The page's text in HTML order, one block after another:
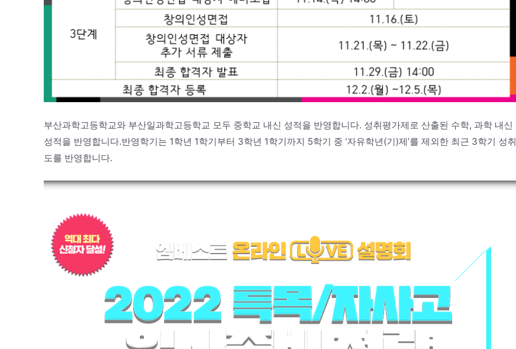
부산과학고등학교와 부산일과학고등학교 모두 중학교 내신 성적을 반영합니다. 성취평가제로 산출된 수학, 과학 내신
성적을 반영합니다.반영학기는 1학년 1학기부터 3학년 1학기까지 5학기 중 ‘자유학년(기)제’를 제외한 최근 3학기 성취
도를 반영합니다.